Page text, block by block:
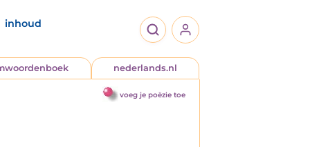
inhoud
nederlands.nl
voeg je poëzie toe